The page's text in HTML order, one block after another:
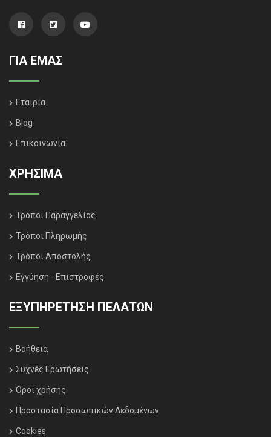
ΓΙΑ ΕΜΑΣ
Εταιρία
Blog
Επικοινωνία
ΧΡΗΣΙΜΑ
Τρόποι Παραγγελίας
Τρόποι Πληρωμής
Τρόποι Αποστολής
Εγγύηση - Επιστροφές
ΕΞΥΠΗΡΈΤΗΣΗ ΠΕΛΑΤΏΝ
Βοήθεια
Συχνές Ερωτήσεις
Όροι χρήσης
Προστασία Προσωπικών Δεδομένων
Cookies